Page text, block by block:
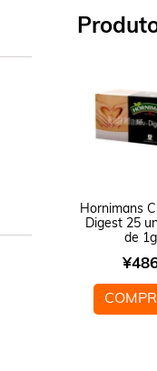
Hornimans
Digest 25
de 1g
¥